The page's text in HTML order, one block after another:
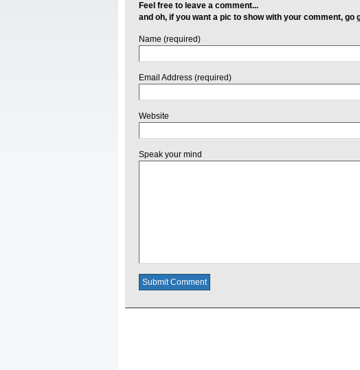
Feel free to leave a comment...
and oh, if you want a pic to show with your comment, go
Name (required)
Email Address (required)
Website
Speak your mind